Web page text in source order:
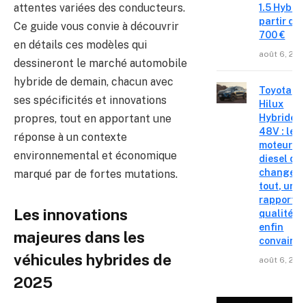
attentes variées des conducteurs.
Ce guide vous convie à découvrir
en détails ces modèles qui
dessineront le marché automobile
hybride de demain, chacun avec
ses spécificités et innovations
propres, tout en apportant une
réponse à un contexte
environnemental et économique
marqué par de fortes mutations.
Les innovations
majeures dans les
véhicules hybrides de
2025
1.5 Hybrid
partir de
700 €
août 6,
Toyota
Hilux
Hybride
48V : le
moteur
diesel qui
change
tout, un
rapport
qualité-
enfin
août 6,